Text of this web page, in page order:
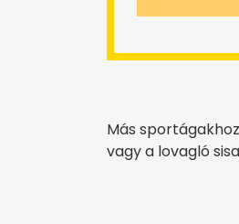
Más
vagy a lovagló